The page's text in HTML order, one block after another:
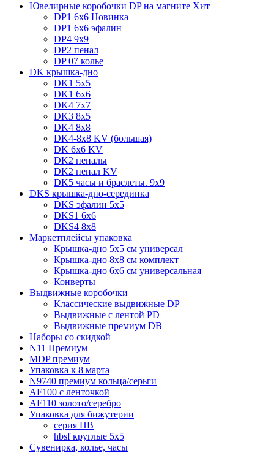
Ювелирные коробочки DP на магните Хит
DP1 6x6 Новинка
DP1 6x6 эфалин
DP4 9x9
DP2 пенал
DP 07 колье
DK крышка-дно
DK1 5x5
DK1 6x6
DK4 7х7
DK3 8x5
DK4 8x8
DK4-8x8 KV (большая)
DK 6х6 KV
DK2 пеналы
DK2 пенал KV
DK5 часы и браслеты. 9x9
DKS крышка-дно-серединка
DKS эфалин 5x5
DKS1 6x6
DKS4 8x8
Маркетплейсы упаковка
Крышка-дно 5x5 см универсал
Крышка-дно 8x8 см комплект
Крышка-дно 6x6 см универсальная
Конверты
Выдвижные коробочки
Классические выдвижные DP
Выдвижные с лентой PD
Выдвижные премиум DB
Наборы со скидкой
N11 Премиум
MDP премиум
Упаковка к 8 марта
N9740 премиум кольца/серьги
AF100 с ленточкой
AF110 золото/серебро
Упаковка для бижутерии
серия HB
hbsf круглые 5x5
Сувенирка, колье, часы